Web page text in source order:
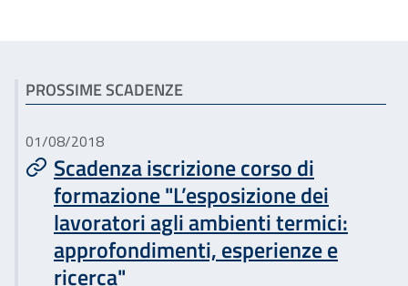
Articoli correlati
PROSSIME SCADENZE
01/08/2018
Scadenza iscrizione corso di
formazione "L’esposizione dei
lavoratori agli ambienti termici:
approfondimenti, esperienze e
ricerca"